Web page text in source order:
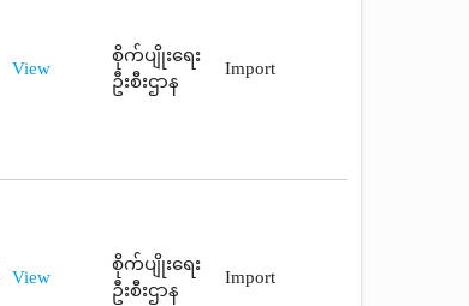
View
စိုက်ပျိုးရေး
ဦးစီးဌာန
Import
View
စိုက်ပျိုးရေး
ဦးစီးဌာန
Import